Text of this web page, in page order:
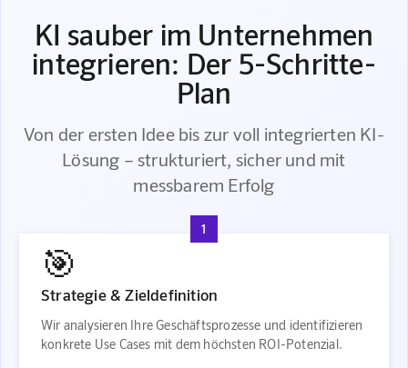
KI sauber im Unternehmen
integrieren: Der 5-Schritte-
Plan
Von der ersten Idee bis zur voll integrierten KI-
Lösung – strukturiert, sicher und mit
messbarem Erfolg
1
🎯
Strategie & Zieldefinition
Wir analysieren Ihre Geschäftsprozesse und identifizieren
konkrete Use Cases mit dem höchsten ROI-Potenzial.